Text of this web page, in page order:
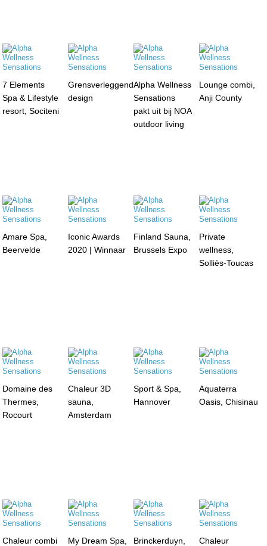
7 Elements
Spa & Lifestyle
resort, Sociteni
Grensverleggend
design
Alpha Wellness
Sensations
pakt uit bij NOA
outdoor living
Lounge combi,
Anji County
Amare Spa,
Beervelde
Iconic Awards
2020 | Winnaar
Finland Sauna,
Brussels Expo
Private
wellness,
Solliès-Toucas
Domaine des
Thermes,
Rocourt
Chaleur 3D
sauna,
Amsterdam
Sport & Spa,
Hannover
Aquaterra
Oasis, Chisinau
Chaleur combi
My Dream Spa,
Brinckerduyn,
Chaleur